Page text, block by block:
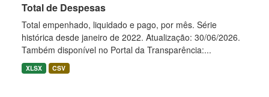
Total de Despesas
Total empenhado, liquidado e pago, por mês. Série
histórica desde janeiro de 2022. Atualização: 30/06/2026.
Também disponível no Portal da Transparência:...
XLSX CSV